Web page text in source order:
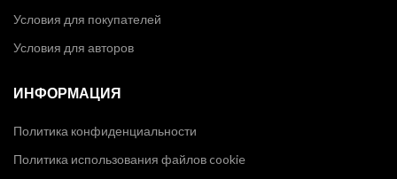
Условия для покупателей
Условия для авторов
ИНФОРМАЦИЯ
Политика конфиденциальности
Политика использования файлов cookie